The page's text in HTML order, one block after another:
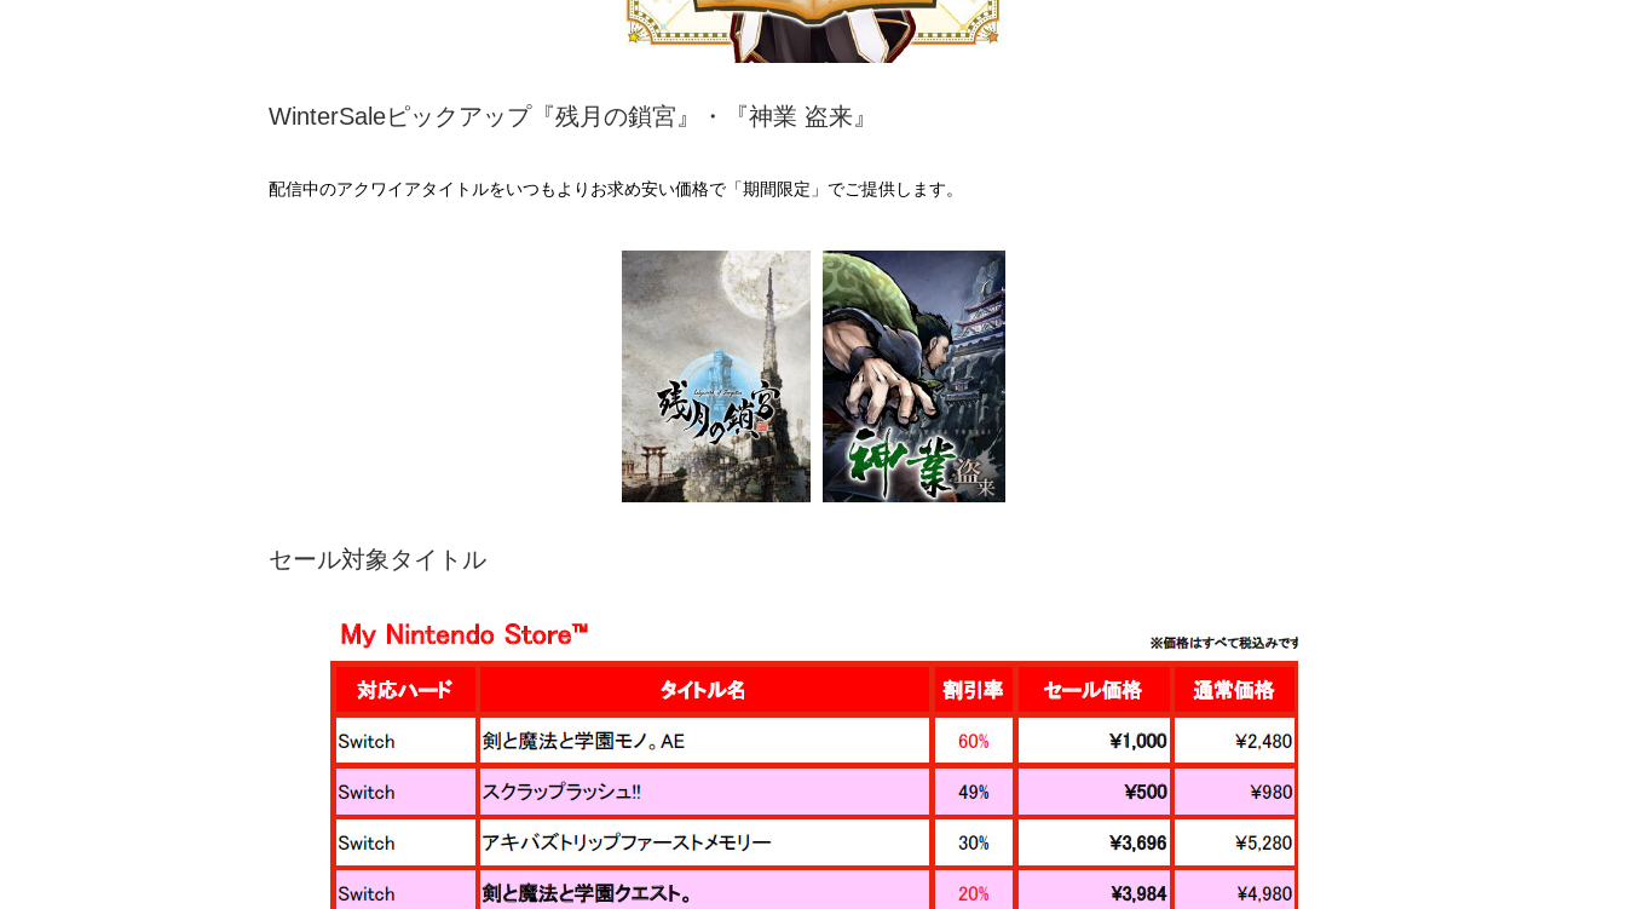
WinterSaleピックアップ『残月の鎖宮』・『神業 盗来』
配信中のアクワイアタイトルをいつもよりお求め安い価格で「期間限定」でご提供します。
セール対象タイトル